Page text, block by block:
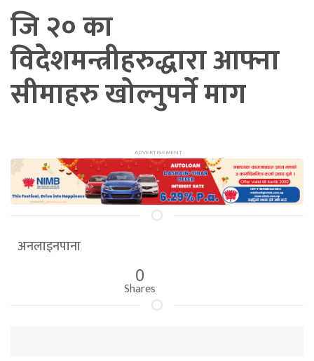
जि २० का
विदेशमन्त्रीहरुद्धारा आफ्ना
सीमाहरु खोल्नुपर्ने माग
अनलाइनपाना
0
Shares